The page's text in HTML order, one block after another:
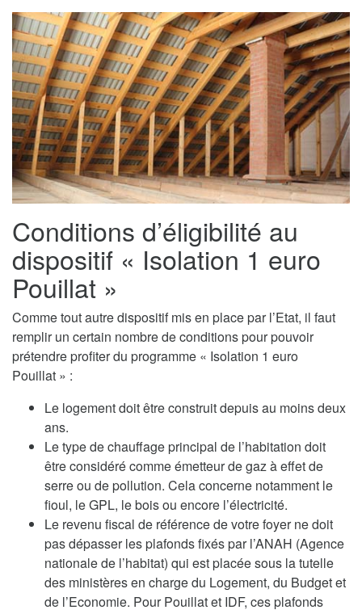
Conditions d’éligibilité au
dispositif « Isolation 1 euro
Pouillat »
Comme tout autre dispositif mis en place par l’Etat, il faut
remplir un certain nombre de conditions pour pouvoir
prétendre profiter du programme « Isolation 1 euro
Pouillat » :
Le logement doit être construit depuis au moins deux
ans.
Le type de chauffage principal de l’habitation doit
être considéré comme émetteur de gaz à effet de
serre ou de pollution. Cela concerne notamment le
fioul, le GPL, le bois ou encore l’électricité.
Le revenu fiscal de référence de votre foyer ne doit
pas dépasser les plafonds fixés par l’ANAH (Agence
nationale de l’habitat) qui est placée sous la tutelle
des ministères en charge du Logement, du Budget et
de l’Economie. Pour Pouillat et IDF, ces plafonds